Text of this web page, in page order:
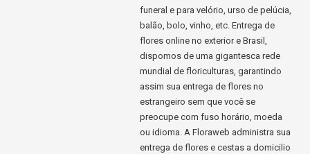
funeral e para velório, urso de pelúcia,
balão, bolo, vinho, etc. Entrega de
flores online no exterior e Brasil,
dispomos de uma gigantesca rede
mundial de floriculturas, garantindo
assim sua entrega de flores no
estrangeiro sem que você se
preocupe com fuso horário, moeda
ou idioma. A Floraweb administra sua
entrega de flores e cestas a domicilio